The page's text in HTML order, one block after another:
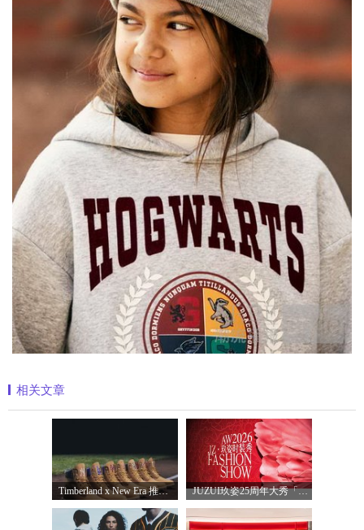
相关文章
Timberland x New Era 推出全新联名系列，以经 JUZUI玖姿25周年大秀「循光新生」 光起二